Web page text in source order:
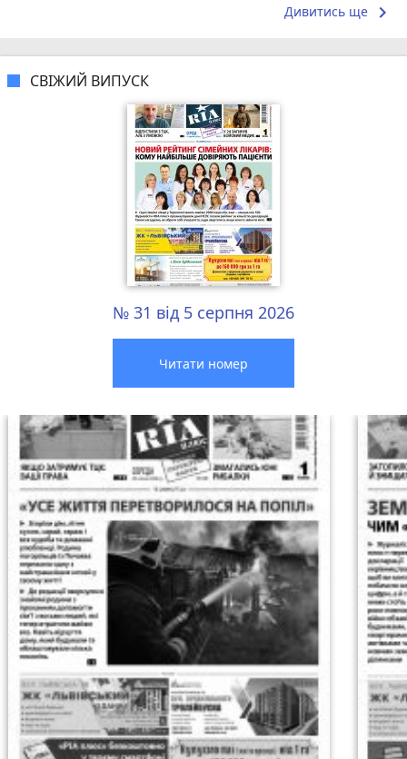
Дивитись ще keyboard_arrow_right
СВІЖИЙ ВИПУСК
№ 31 від 5 серпня 2026
Читати номер